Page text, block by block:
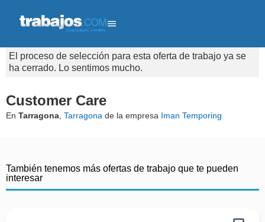
El proceso de selección para esta oferta de trabajo ya se
ha cerrado. Lo sentimos mucho.
Customer Care
En Tarragona Tarragona de la empresa Iman Temporing
También tenemos más ofertas de trabajo que te pueden
interesar